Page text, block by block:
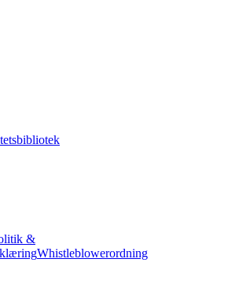
&
Whistleblowerordning